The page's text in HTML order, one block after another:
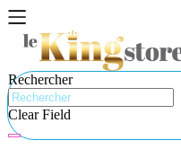
Rechercher
Clear Field